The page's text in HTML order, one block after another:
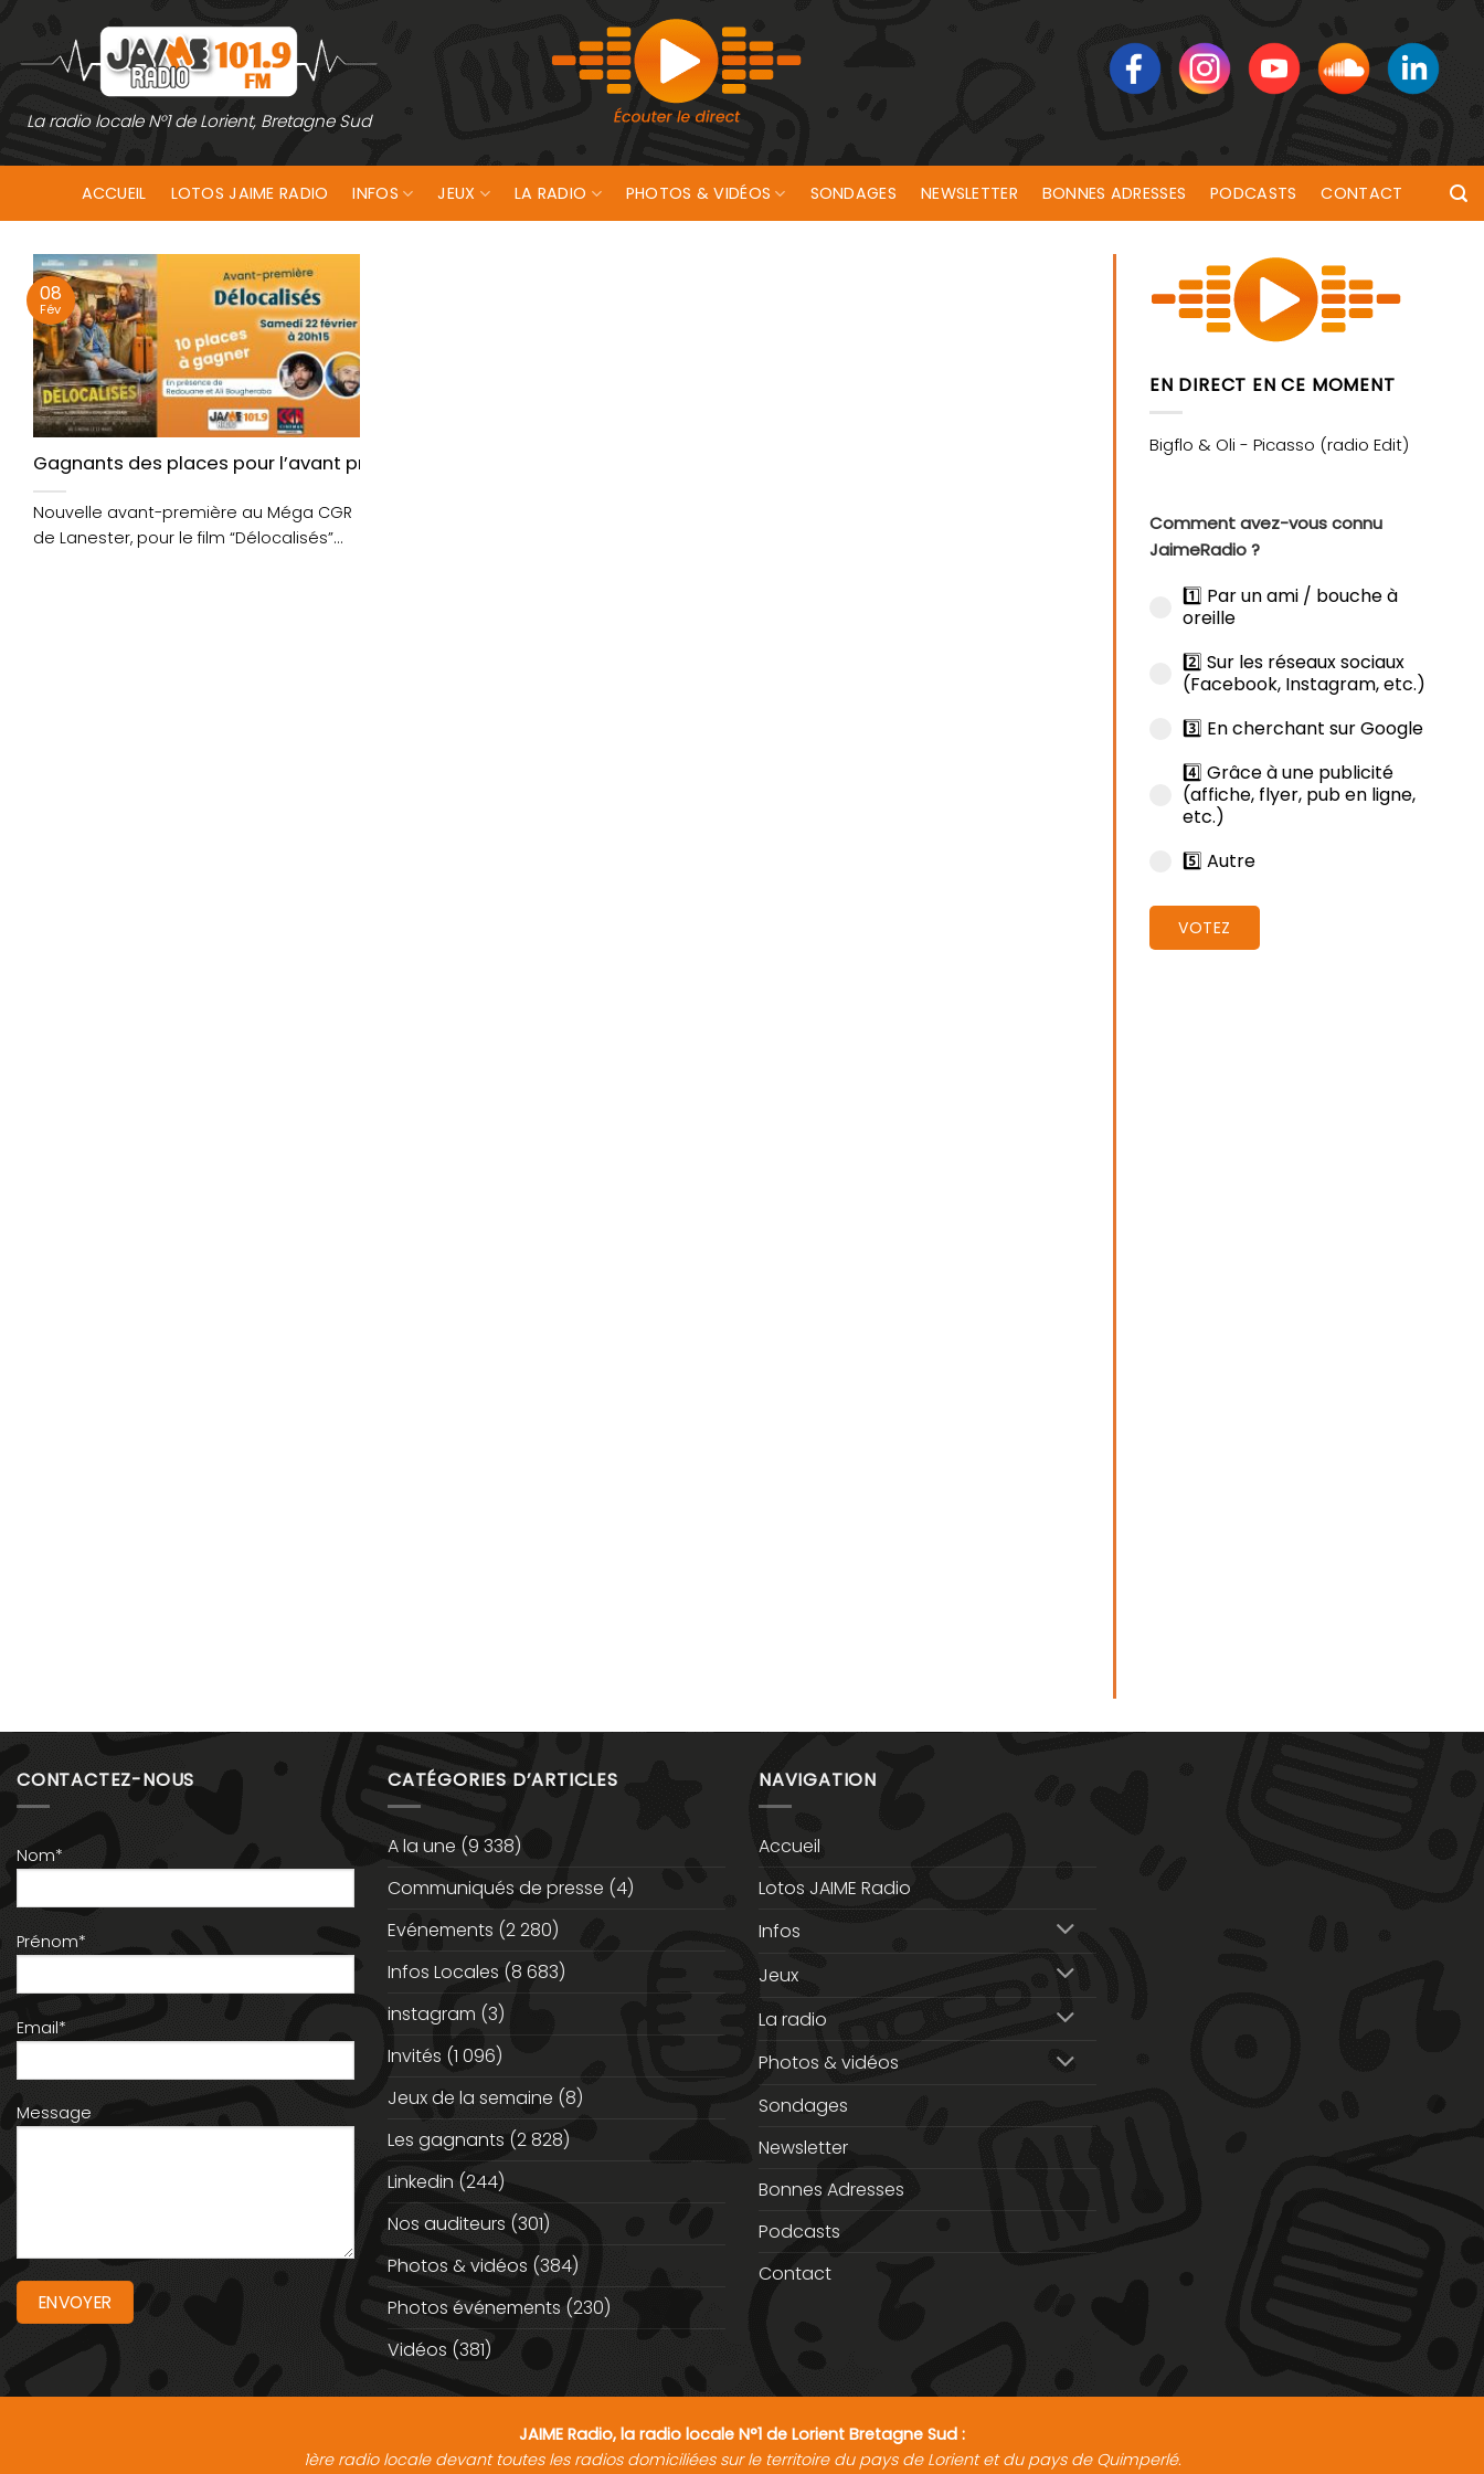
contenu
La radio locale N°1 de Lorient, Bretagne Sud
ACCUEIL LOTOS JAIME RADIO INFOS JEUX LA RADIO PHOTOS & VIDÉOS SONDAGES NEWSLETTER BONNES ADRESSES PODCASTS CONTACT
Gagnants des places pour l’avant première du film “Délocalisés” au Méga CGR de Lanester !
Nouvelle avant-première au Méga CGR
de Lanester, pour le film “Délocalisés”
08
Fév
EN DIRECT EN CE MOMENT
Comment avez-vous connu
JaimeRadio ?
1️⃣ Par un ami / bouche à
oreille
2️⃣ Sur les réseaux sociaux
(Facebook, Instagram, etc.)
3️⃣ En cherchant sur Google
4️⃣ Grâce à une publicité
(affiche, flyer, pub en ligne,
etc.)
5️⃣ Autre
VOTEZ
CONTACTEZ-NOUS
Nom*
Prénom*
Email*
Message
CATÉGORIES D’ARTICLES
A la une (9 338)
Communiqués de presse (4)
Evénements (2 280)
Infos Locales (8 683)
instagram (3)
Invités (1 096)
Jeux de la semaine (8)
Les gagnants (2 828)
Linkedin (244)
Nos auditeurs (301)
Photos & vidéos (384)
Photos événements (230)
Vidéos (381)
NAVIGATION
Accueil
Lotos JAIME Radio
Infos
Jeux
La radio
Photos & vidéos
Sondages
Newsletter
Bonnes Adresses
Podcasts
Contact
JAIME Radio, la radio locale N°1 de Lorient Bretagne Sud :
1ère radio locale devant toutes les radios domiciliées sur le territoire du pays de Lorient et du pays de Quimperlé.